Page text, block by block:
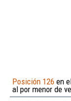
Posición 126 en
al por menor de